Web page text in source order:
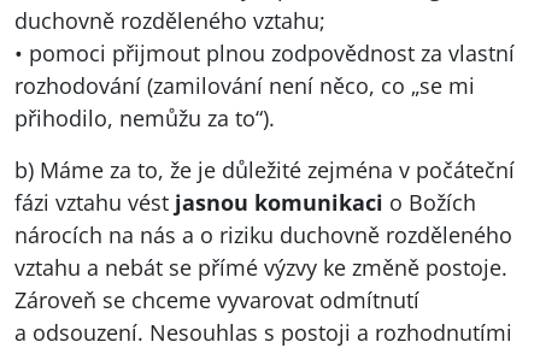
duchovně rozděleného vztahu;
• pomoci přijmout plnou zodpovědnost za vlastní
rozhodování (zamilování není něco, co „se mi
přihodilo, nemůžu za to“).
b) Máme za to, že je důležité zejména v počáteční
fázi vztahu vést jasnou komunikaci o Božích
nárocích na nás a o riziku duchovně rozděleného
vztahu a nebát se přímé výzvy ke změně postoje.
Zároveň se chceme vyvarovat odmítnutí
a odsouzení. Nesouhlas s postoji a rozhodnutími